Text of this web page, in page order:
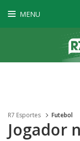
MENU
R7 Esportes Futebol
Jogador